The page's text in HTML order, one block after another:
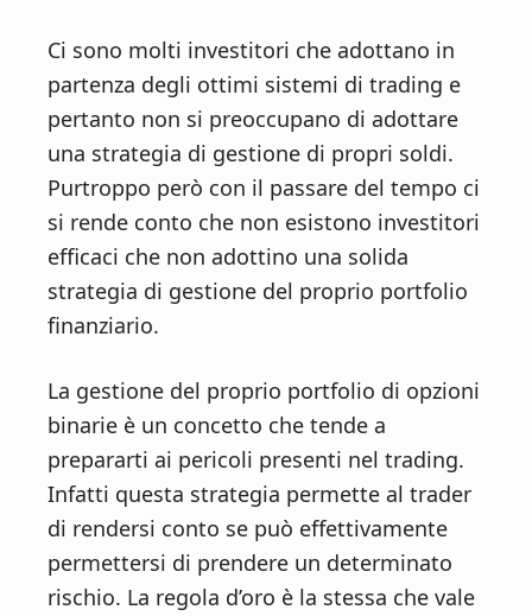
Ci sono molti investitori che adottano in
partenza degli ottimi sistemi di trading e
pertanto non si preoccupano di adottare
una strategia di gestione di propri soldi.
Purtroppo però con il passare del tempo ci
si rende conto che non esistono investitori
efficaci che non adottino una solida
strategia di gestione del proprio portfolio
finanziario.
La gestione del proprio portfolio di opzioni
binarie è un concetto che tende a
prepararti ai pericoli presenti nel trading.
Infatti questa strategia permette al trader
di rendersi conto se può effettivamente
permettersi di prendere un determinato
rischio. La regola d’oro è la stessa che vale